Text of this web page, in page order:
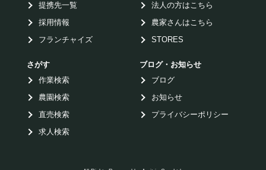
提携先一覧
採用情報
フランチャイズ
法人の方はこちら
農家さんはこちら
STORES
さがす
作業検索
農園検索
直売検索
求人検索
ブログ・お知らせ
ブログ
お知らせ
プライバシーポリシー